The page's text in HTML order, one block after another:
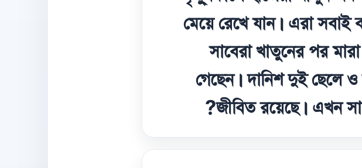
মেয়ে রেখে যান। এরা সবাই
সাবেরা খাতুনের পর
গেছেন। দানিশ দুই ছেলে
জীবিত রয়েছে। এখন